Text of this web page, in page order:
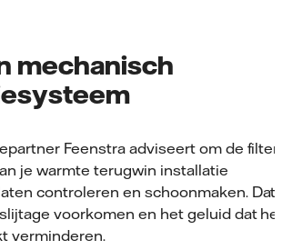
mechanisch
Feenstra adviseert om de
je warmte terugwin installatie
controleren en schoonmaken. Dat
voorkomen en het geluid dat
verminderen.